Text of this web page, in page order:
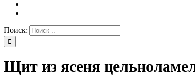
Поиск:
Щит из ясеня